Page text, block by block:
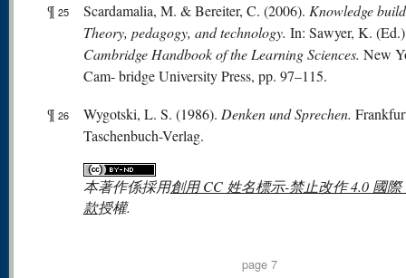
¶ 25 Scardamalia, M. & Bereiter, C. (2006). Knowledge
Theory, pedagogy, and technology. In: Sawyer, K.
Cambridge Handbook of the Learning Sciences. New
Cam- bridge University Press, pp. 97–115.
¶ 26 Wygotski, L. S. (1986). Denken und Sprechen.
Taschenbuch-Verlag.
本著作係採用創用 CC 姓名標示-禁止改作 4.0 國際
款授權.
page 7